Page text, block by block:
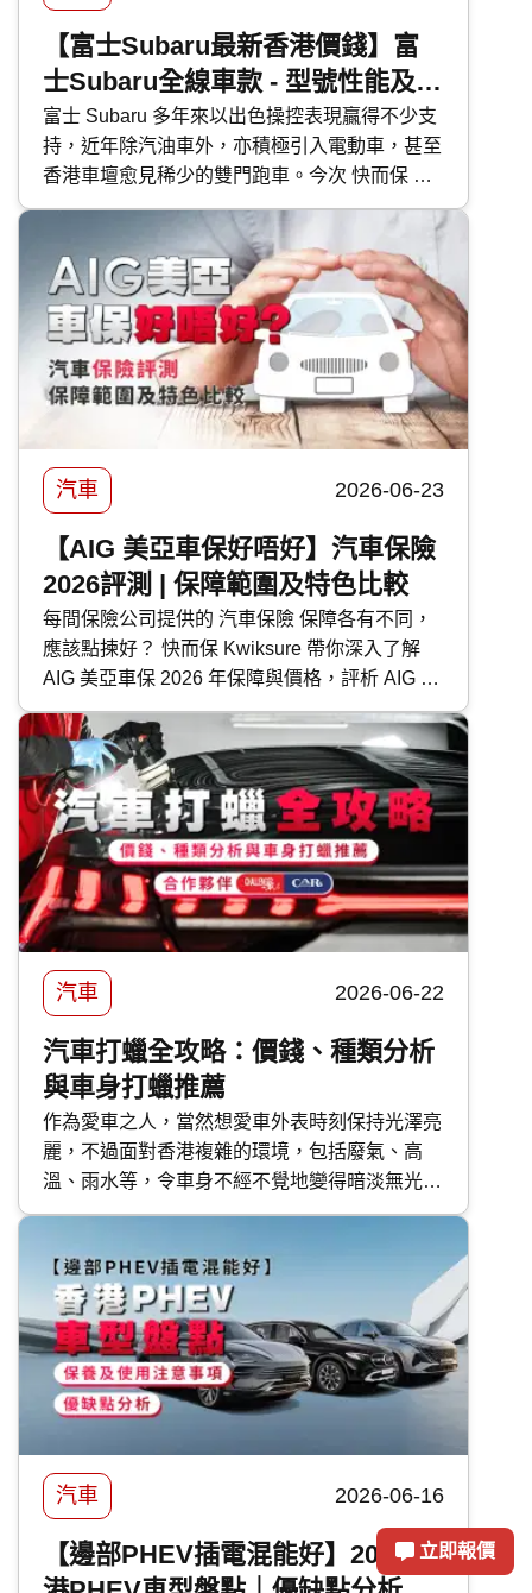
【富士Subaru最新香港價錢】富
士Subaru全線車款 - 型號性能及香
港售價比較
富士 Subaru 多年來以出色操控表現贏得不少支
持，近年除汽油車外，亦積極引入電動車，甚至
香港車壇愈見稀少的雙門跑車。今次 快而保 便
為大家逐一剖析富士 Subaru 各車型的特點。
汽車 2026-06-23
【AIG 美亞車保好唔好】汽車保險
2026評測 | 保障範圍及特色比較
每間保險公司提供的 汽車保險 保障各有不同，
應該點揀好？ 快而保 Kwiksure 帶你深入了解
AIG 美亞車保 2026 年保障與價格，評析 AIG 美
亞 汽車保險 優缺點，助你選擇最適合的車保方
案。
汽車 2026-06-22
汽車打蠟全攻略：價錢、種類分析
與車身打蠟推薦
作為愛車之人，當然想愛車外表時刻保持光澤亮
麗，不過面對香港複雜的環境，包括廢氣、高
溫、雨水等，令車身不經不覺地變得暗淡無光，
如果不及時打理保護，隨時會對車漆造成不可逆
選汽車打蠟。然而，坊間的汽車蠟種類繁多，價
錢由 DIY 的百多元，到汽車美容店的幾千元不
等，到底該如何選擇？傳統打蠟與近年流行的
汽車鍍膜 又有甚麼分別？ 快而保 為你一文看清
汽車打蠟的好處、種類、價錢比較及常見問題，
助你選出最適合愛車的護理方案！
汽車 2026-06-16
【邊部PHEV插電混能好】2026香立即報價